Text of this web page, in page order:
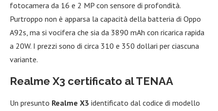
fotocamera da 16 e 2 MP con sensore di profondità.
Purtroppo non è apparsa la capacità della batteria di Oppo
A92s, ma si vocifera che sia da 3890 mAh con ricarica rapida
a 20W. I prezzi sono di circa 310 e 350 dollari per ciascuna
variante.
Realme X3 certificato al TENAA
Un presunto Realme X3 identificato dal codice di modello